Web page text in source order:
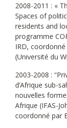
2008-2011 : «
Spaces of
residents and
programme
IRD,
(Université du
2003-2008 :
d’Afrique sub-
nouvelles
Afrique (IFAS-
coordonné par